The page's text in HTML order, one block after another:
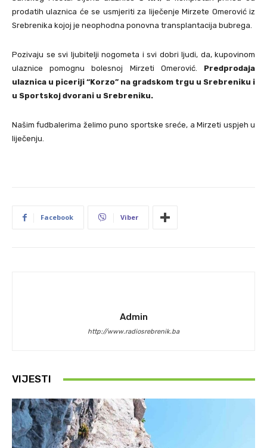
prodatih ulaznica će se usmjeriti za liječenje Mirzete Omerović iz
Srebrenika kojoj je neophodna ponovna transplantacija bubrega.
Pozivaju se svi ljubitelji nogometa i svi dobri ljudi, da, kupovinom
ulaznice pomognu bolesnoj Mirzeti Omerović. Predprodaja
ulaznica u piceriji “Korzo” na gradskom trgu u Srebreniku i
u Sportskoj dvorani u Srebreniku.
Našim fudbalerima želimo puno sportske sreće, a Mirzeti uspjeh u
liječenju.
Facebook Viber
Admin
http://www.radiosrebrenik.ba
VIJESTI